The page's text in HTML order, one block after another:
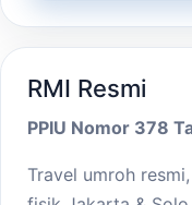
RMI Resmi
PPIU Nomor 378
Travel umroh